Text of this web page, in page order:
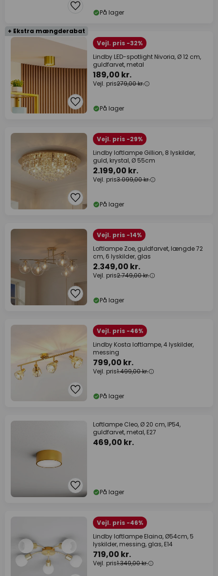
På lager
+ Ekstra mængderabat
Vejl. pris -32%
Lindby LED-spotlight Nivoria, Ø 12 cm,
guldfarvet, metal
189,00 kr.
Vejl. pris279,00 kr.
På lager
Vejl. pris -29%
Lindby loftlampe Gillion, 8 lyskilder,
guld, krystal, Ø 55cm
2.199,00 kr.
Vejl. pris3.099,00 kr.
På lager
Vejl. pris -14%
Loftlampe Zoe, guldfarvet, længde 72
cm, 6 lyskilder, glas
2.349,00 kr.
Vejl. pris2.749,00 kr.
På lager
Vejl. pris -46%
Lindby Kosta loftlampe, 4 lyskilder,
messing
799,00 kr.
Vejl. pris1.499,00 kr.
På lager
Loftlampe Cleo, Ø 20 cm, IP54,
guldfarvet, metal, E27
469,00 kr.
På lager
Vejl. pris -46%
Lindby loftlampe Elaina, Ø54cm, 5
lyskilder, messing, glas, E14
719,00 kr.
Vejl. pris1.349,00 kr.